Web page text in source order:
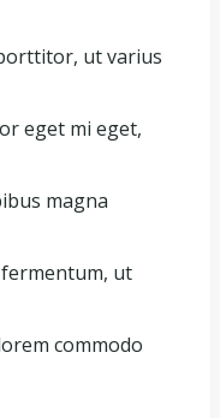
ut varius
eget mi eget,
magna
ut
commodo